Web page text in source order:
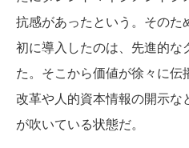
抗感があったという。そのた
初に導入したのは、先進的な
た。そこから価値が徐々に
改革や人的資本情報の開示
が吹いている状態だ。